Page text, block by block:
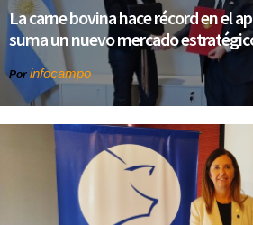
La carne bovina hace récord en el
suma un nuevo mercado
Por infocampo